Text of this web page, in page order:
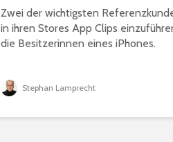
Zwei der wichtigsten
in ihren Stores App Clips
die Besitzerinnen eines iPhones.
Stephan Lamprecht